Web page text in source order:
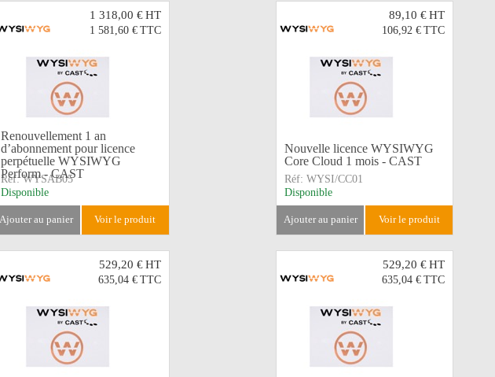
1 318,00 € HT
1 581,60 € TTC
Renouvellement 1 an
d’abonnement pour licence
perpétuelle WYSIWYG
Perform - CAST
Réf: WYSAB05
Disponible
ajouter au panier voir le produit
89,10 €HT
106,92 € TTC
Nouvelle licence WYSIWYG
Core Cloud 1 mois - CAST
Réf: WYSI/CC01
Disponible
ajouter au panier voir le produit
529,20 € HT
635,04 € TTC
529,20 €HT
635,04 € TTC